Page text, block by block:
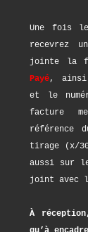
Une fois
recevrez
jointe la
Payé, ainsi
et le
facture
référence
tirage (x/
aussi sur
joint avec
À